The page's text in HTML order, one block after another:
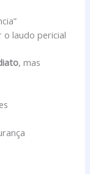
laudo pericial
, mas